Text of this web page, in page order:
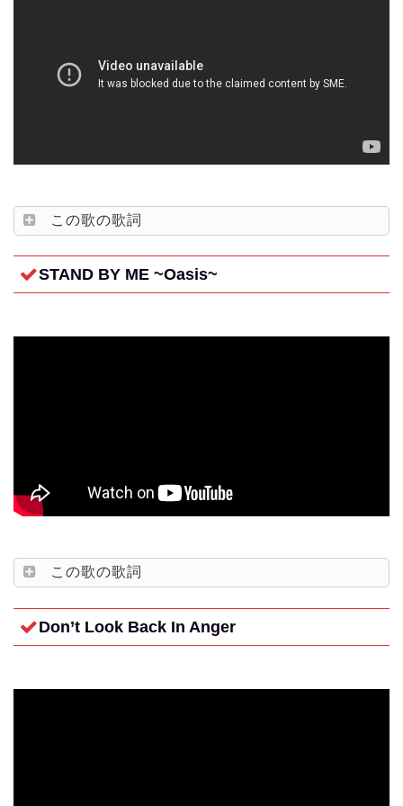
この歌の歌詞
STAND BY ME ~Oasis~
この歌の歌詞
Don’t Look Back In Anger